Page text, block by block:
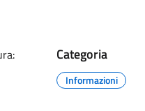
Categoria
Informazioni